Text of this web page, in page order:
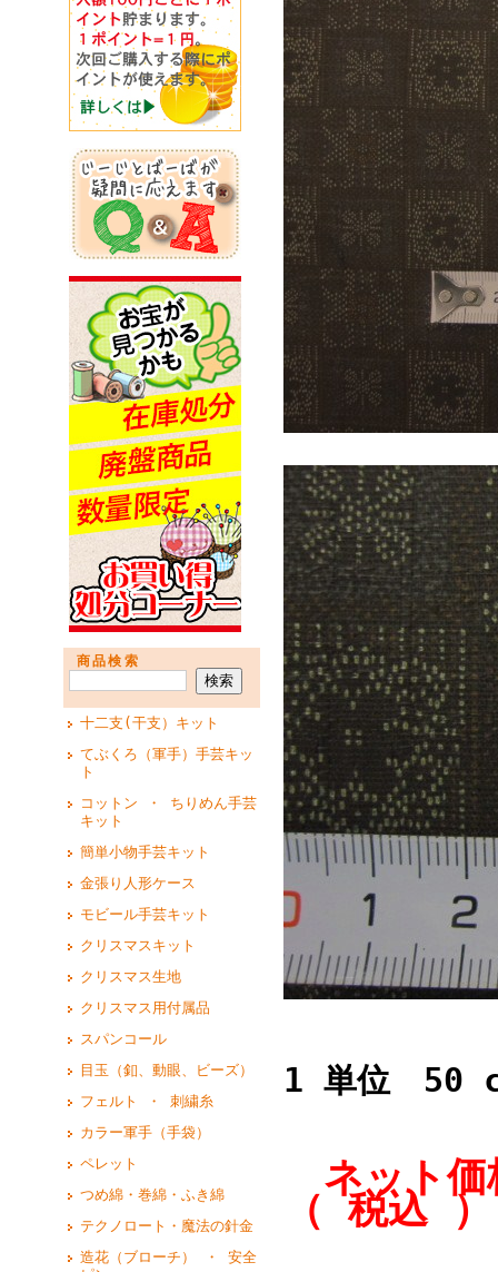
商品検索
十二支(干支）キット
てぶくろ（軍手）手芸キッ
ト
コットン ・ ちりめん手芸
キット
簡単小物手芸キット
金張り人形ケース
モビール手芸キット
クリスマスキット
クリスマス生地
クリスマス用付属品
スパンコール
目玉（釦、動眼、ビーズ）
フェルト ・ 刺繍糸
カラー軍手（手袋）
ペレット
つめ綿・巻綿・ふき綿
テクノロート・魔法の針金
造花（ブローチ） ・ 安全
1 単位 50
ネット
（ 税込 ）